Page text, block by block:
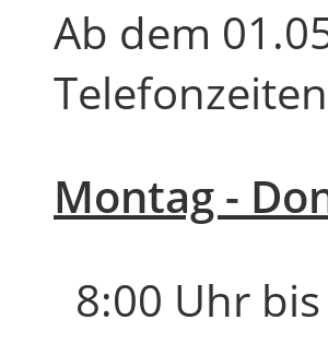
Ab dem
Montag -
8:00 Uhr